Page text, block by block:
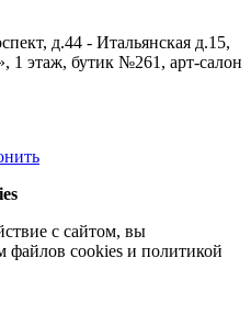
д.44 - Итальянская д.15,
1 этаж, бутик №261, арт-салон
с сайтом, вы
файлов cookies и политикой